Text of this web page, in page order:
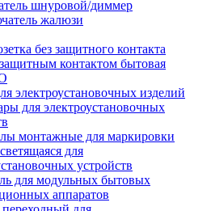
шнуровой/диммер
жалюзи
без защитного контакта
контактом бытовая
электроустановочных изделий
для электроустановочных
монтажные для маркировки
для
устройств
для модульных бытовых
аппаратов